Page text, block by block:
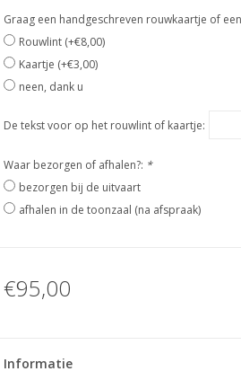
Graag een handgeschreven rouwkaartje of
Rouwlint (+€8,00)
Kaartje (+€3,00)
neen, dank u
De tekst voor op het rouwlint of kaartje:
Waar bezorgen of afhalen?: *
bezorgen bij de uitvaart
afhalen in de toonzaal (na afspraak)
€95,00
Informatie